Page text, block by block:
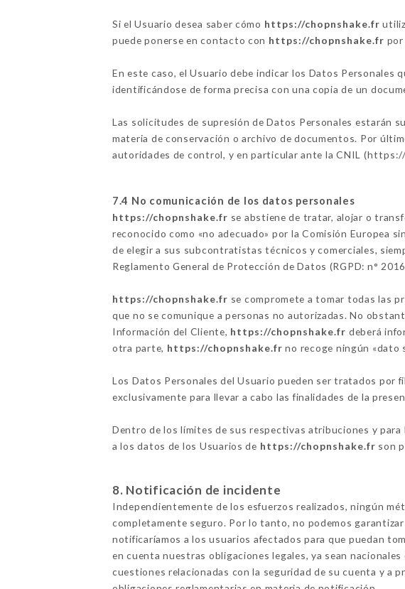
Si el Usuario desea saber cómo https://chopnshake.fr
puede ponerse en contacto con https://chopnshake.fr por
En este caso, el Usuario debe indicar los Datos Personales
identificándose de forma precisa con una copia de un
Las solicitudes de supresión de Datos Personales estarán
materia de conservación o archivo de documentos. Por
autoridades de control, y en particular ante la CNIL (
7.4 No comunicación de los datos personales
https://chopnshake.fr se abstiene de tratar, alojar o
reconocido como «no adecuado» por la Comisión Europea
de elegir a sus subcontratistas técnicos y comerciales,
Reglamento General de Protección de Datos (RGPD: n°
https://chopnshake.fr se compromete a tomar todas las
que no se comunique a personas no autorizadas. No
Información del Cliente, https://chopnshake.fr deberá
otra parte, https://chopnshake.fr no recoge ningún «dato
Los Datos Personales del Usuario pueden ser tratados por
exclusivamente para llevar a cabo las finalidades de la
Dentro de los límites de sus respectivas atribuciones y
a los datos de los Usuarios de https://chopnshake.fr son
8. Notificación de incidente
Independientemente de los esfuerzos realizados, ningún
completamente seguro. Por lo tanto, no podemos
notificaríamos a los usuarios afectados para que puedan
en cuenta nuestras obligaciones legales, ya sean
cuestiones relacionadas con la seguridad de su cuenta y a